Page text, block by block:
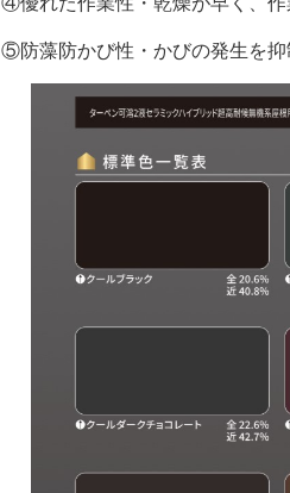
⑤防藻防かび性・かびの発生を抑